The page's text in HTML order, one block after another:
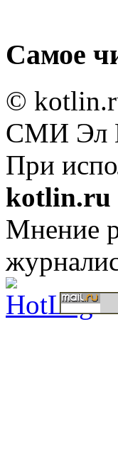
Самое
©
СМИ Эл
При
kotlin.ru
Мнение